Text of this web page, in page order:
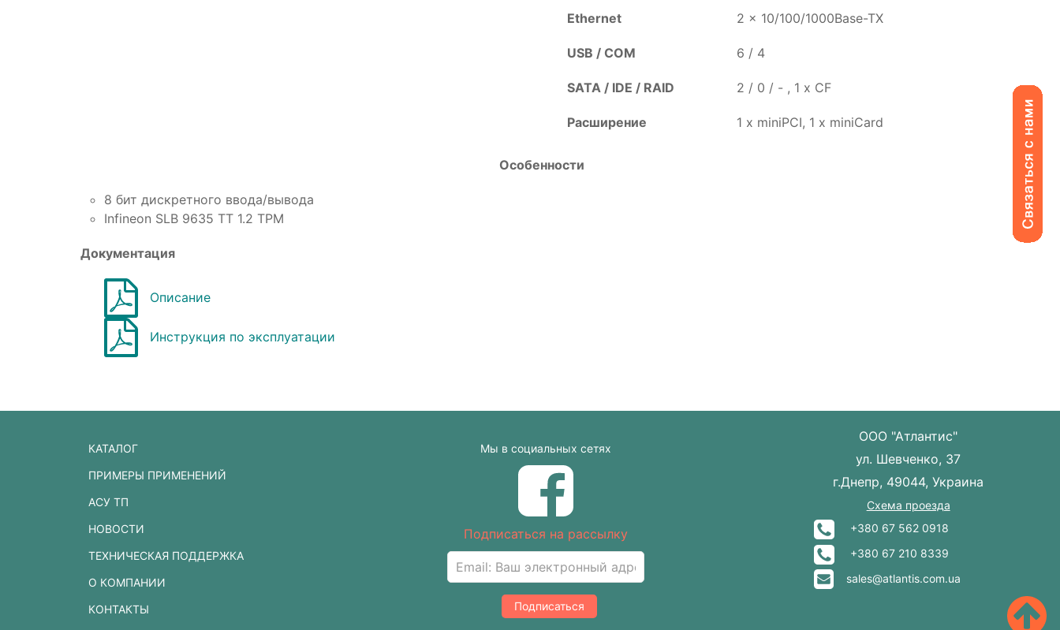
Ethernet 2 x 10/100/1000Base-TX
USB / COM 6 / 4
SATA / IDE / RAID 2 / 0 / - , 1 x CF
Расширение 1 x miniPCI, 1 x miniCard
Особенности
8 бит дискретного ввода/вывода
Infineon SLB 9635 TT 1.2 TPM
Документация
Описание
Инструкция по эксплуатации
КАТАЛОГ
ПРИМЕРЫ ПРИМЕНЕНИЙ
АСУ ТП
НОВОСТИ
ТЕХНИЧЕСКАЯ ПОДДЕРЖКА
О КОМПАНИИ
КОНТАКТЫ
Мы в социальных сетях
Подписаться на рассылку
Подписаться
ООО "Атлантис"
ул. Шевченко, 37
г.Днепр, 49044, Украина
Схема проезда
+380 67 562 0918
+380 67 210 8339
sales@atlantis.com.ua